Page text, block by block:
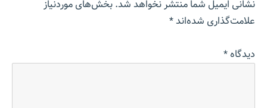
نشانی ایمیل شما منتشر نخواهد شد.بخش‌های موردنیاز
علامت‌گذاری شده‌اند*
دیدگاه*